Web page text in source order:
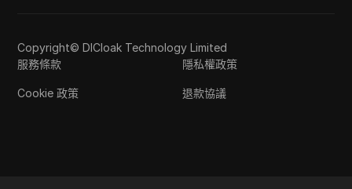
Copyright© DICloak Technology Limited
服務條款
隱私權政策
Cookie 政策 退款協議